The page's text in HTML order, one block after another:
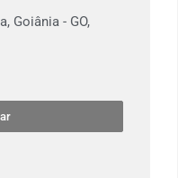
Goiânia - GO,